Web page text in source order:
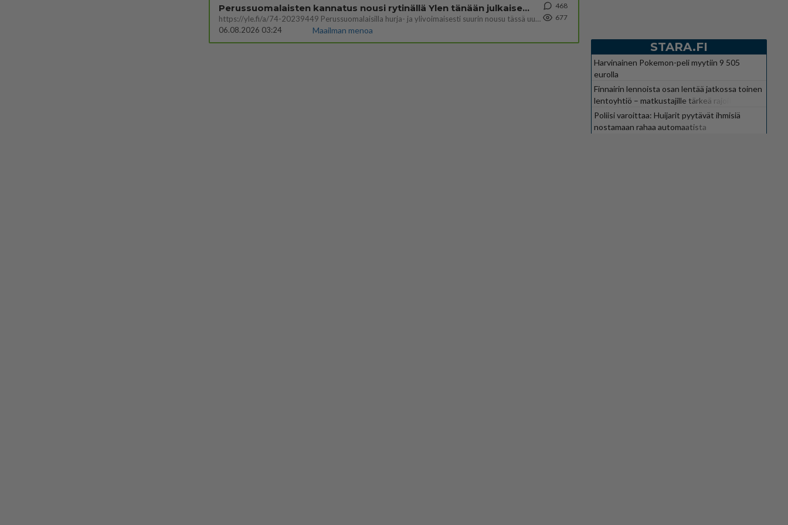
Perussuomalaisten kannatus nousi rytinällä Ylen tänään julkaisemassa tuoreimmassa gallup-kyselyssä.
https://yle.fi/a/74-20239449 Perussuomalaisilla hurja- ja ylivoimaisesti suurin nousu tässä uudessa Ylen gallupissa. Kyl
06.08.2026 03:24
Maailman menoa
468
677
STARA.FI
Harvinainen Pokemon-peli myytiin 9 505
eurolla
Finnairin lennoista osan lentää jatkossa toinen
lentoyhtiö – matkustajille tärkeä rajoitus
Poliisi varoittaa: Huijarit pyytävät ihmisiä
nostamaan rahaa automaatista